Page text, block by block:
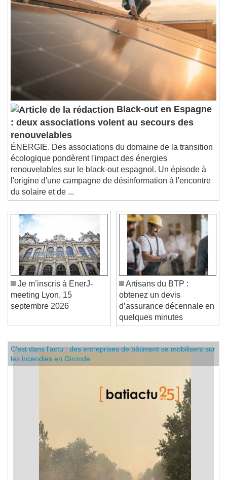
Black-out en Espagne
: deux associations volent au secours des
renouvelables
ÉNERGIE. Des associations du domaine de la transition
écologique pondèrent l'impact des énergies
renouvelables sur le black-out espagnol. Un épisode à
l'origine d'une campagne de désinformation à l'encontre
du solaire et de ...
Je m’inscris à EnerJ-
meeting Lyon, 15
septembre 2026
Artisans du BTP :
obtenez un devis
d’assurance décennale en
quelques minutes
C'est dans l'actu : des entreprises de bâtiment se mobilisent sur
les incendies en Gironde